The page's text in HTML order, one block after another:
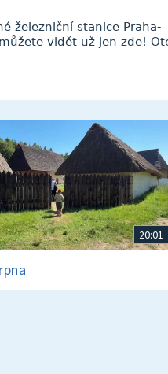
železniční stanice Praha-
vidět už jen zde!
20:01